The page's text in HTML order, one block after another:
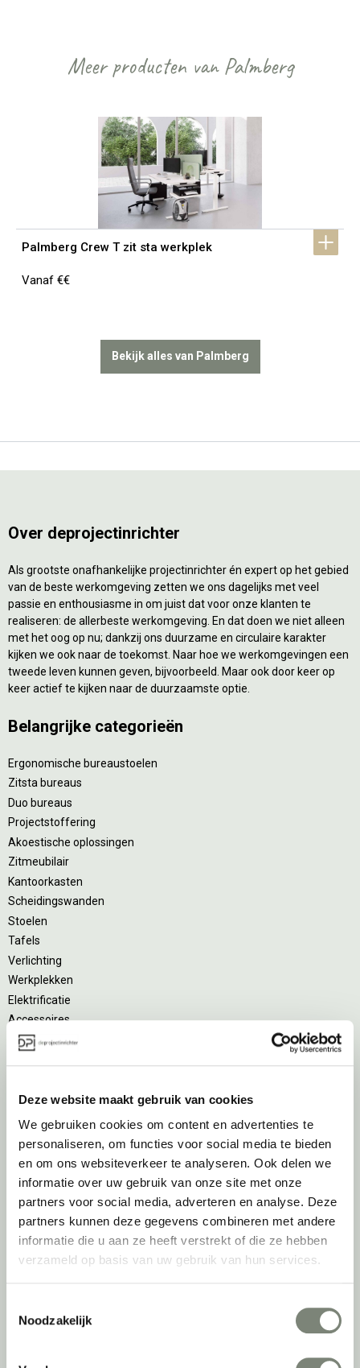
Deze website maakt gebruik van cookies
We gebruiken cookies om content en advertenties te
personaliseren, om functies voor social media te bieden
en om ons websiteverkeer te analyseren. Ook delen we
informatie over uw gebruik van onze site met onze
partners voor social media, adverteren en analyse. Deze
partners kunnen deze gegevens combineren met andere
informatie die u aan ze heeft verstrekt of die ze hebben
verzameld op basis van uw gebruik van hun services.
Noodzakelijk
Meer producten van Palmberg
Palmberg Crew T zit sta werkplek
Vanaf €€
Bekijk alles van Palmberg
Over deprojectinrichter
Als grootste onafhankelijke projectinrichter én expert op het gebied
van de beste werkomgeving zetten we ons dagelijks met veel
passie en enthousiasme in om juist dat voor onze klanten te
realiseren: de allerbeste werkomgeving. En dat doen we niet alleen
met het oog op nu; dankzij ons duurzame en circulaire karakter
kijken we ook naar de toekomst. Naar hoe we werkomgevingen een
tweede leven kunnen geven, bijvoorbeeld. Maar ook door keer op
keer actief te kijken naar de duurzaamste optie.
Belangrijke categorieën
Ergonomische bureaustoelen
Zitsta bureaus
Duo bureaus
Projectstoffering
Akoestische oplossingen
Zitmeubilair
Kantoorkasten
Scheidingswanden
Stoelen
Tafels
Verlichting
Werkplekken
Elektrificatie
Accessoires
Deprojectinrichter
Onze experts
Vacatures
DPI teamdag
Inventarisatiefase
Inventarisatie werkomgeving
Werkprocesanalyse
Furniture as a Service
Refurbished kantoormeubilair